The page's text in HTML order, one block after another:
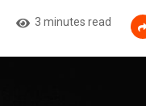
3 minutes read